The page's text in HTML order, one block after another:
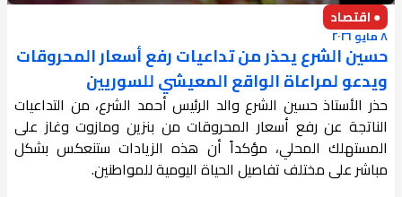
● اقتصاد
٨ مايو ٢٠٢٦
حسين الشرع يحذر من تداعيات رفع أسعار المحروقات
ويدعو لمراعاة الواقع المعيشي للسوريين
حذر الأستاذ حسين الشرع والد الرئيس أحمد الشرع، من التداعيات
الناتجة عن رفع أسعار المحروقات من بنزين ومازوت وغاز على
المستهلك المحلي، مؤكداً أن هذه الزيادات ستنعكس بشكل
مباشر على مختلف تفاصيل الحياة اليومية للمواطنين.